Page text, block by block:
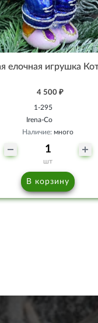
елочная игрушка
4 500 ₽
1-295
Irena-Co
Наличие: много
шт
В корзину